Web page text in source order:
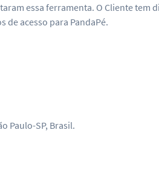
essa ferramenta. O Cliente
acesso para PandaPé.
Paulo-SP, Brasil.